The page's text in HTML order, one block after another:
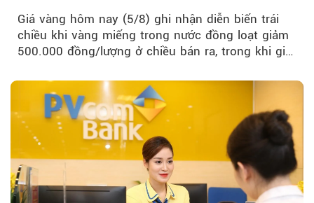
Giá vàng hôm nay (5/8) ghi nhận diễn biến trái
chiều khi vàng miếng trong nước đồng loạt giảm
500.000 đồng/lượng ở chiều bán ra, trong khi giá
thương hiệu.